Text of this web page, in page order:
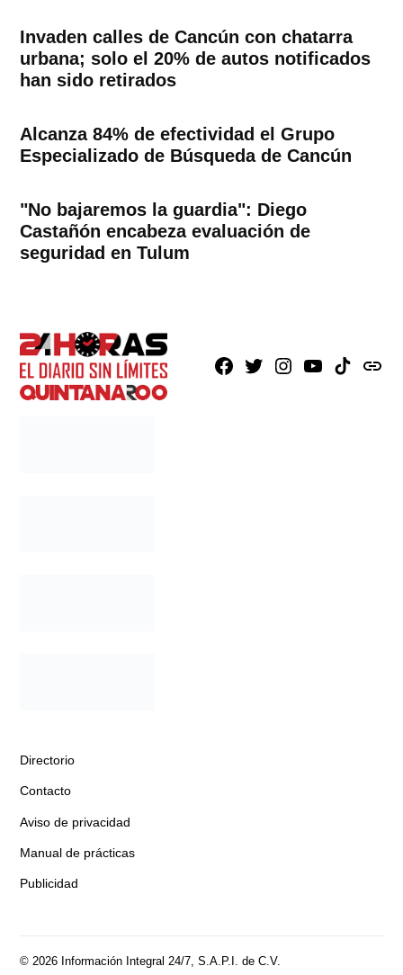
Invaden calles de Cancún con chatarra
urbana; solo el 20% de autos notificados
han sido retirados
Alcanza 84% de efectividad el Grupo
Especializado de Búsqueda de Cancún
"No bajaremos la guardia": Diego
Castañón encabeza evaluación de
seguridad en Tulum
Facebook
X Instagram
YoutubeTikTokissuu
Directorio
Contacto
Aviso de privacidad
Manual de prácticas
Publicidad
© 2026 Información Integral 24/7, S.A.P.I. de C.V.